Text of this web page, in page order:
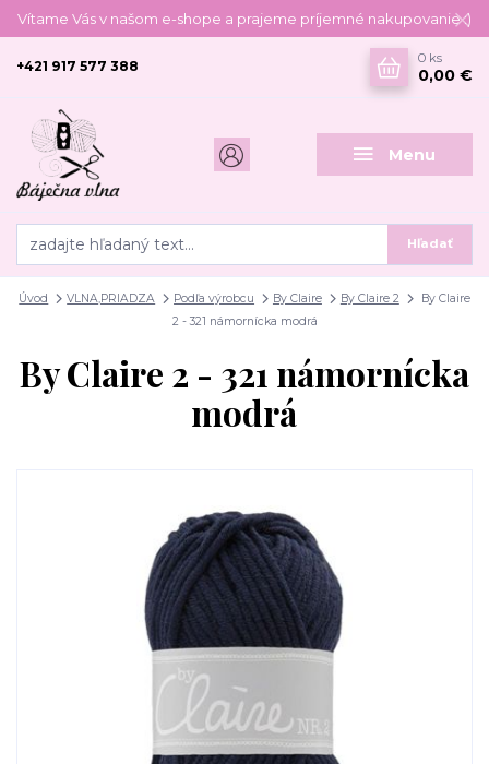
Vítame Vás v našom e-shope a prajeme príjemné nakupovanie :)
Menu
Hľadať
+421 917 577 388
0 ks
0,00 €
Úvod VLNA,PRIADZA Podľa výrobcu By Claire By Claire 2
By Claire
2 - 321 námornícka modrá
By Claire 2 - 321 námornícka
modrá